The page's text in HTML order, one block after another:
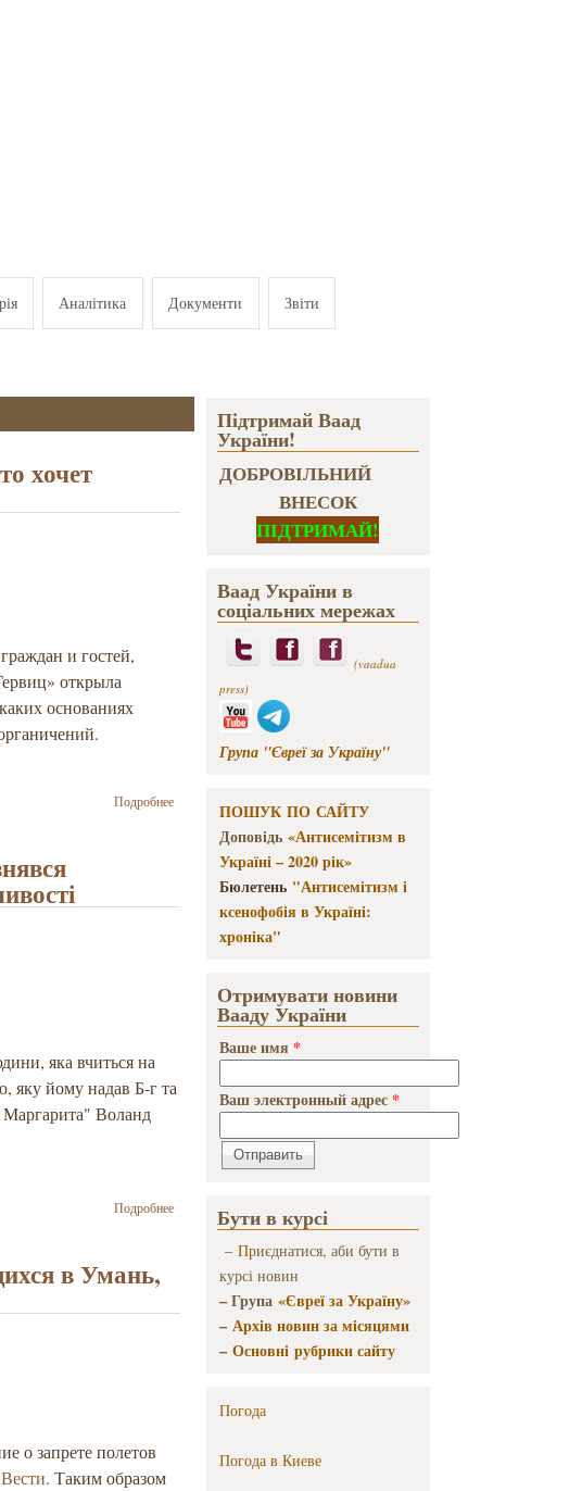
Аналітика Документи Звіти
хочет
и гостей,
открыла
основаниях
Подробнеео Заработал
специальный
ресурс для
въехать в
Израиль в
условиях
яка вчиться на
яку йому надав Б-г та
Маргарита" Воланд
Подробнеео Й. Зісельс –
Володимир
рідкісним
відчуттям
вселенської
в Умань,
о запрете полетов
Вести. Таким образом
Підтримай Ваад
України!
ДОБРОВІЛЬНИЙ
ВНЕСОК
ПІДТРИМАЙ!
Ваад України в
соціальних мережах
(vaadua
press)
Група "Євреї за Україну"
ПОШУК ПО САЙТУ
Доповідь «Антисемітизм в
Україні – 2020 рік»
Бюлетень "Антисемітизм і
ксенофобія в Україні:
хроніка"
Отримувати новини
Вааду України
Ваше имя *
Ваш электронный адрес *
Бути в курсі
– Приєднатися, аби бути в
курсі новин
– Група «Євреї за Україну»
–Архів новин за місяцями
–Основні рубрики сайту
Погода
Погода в Киеве